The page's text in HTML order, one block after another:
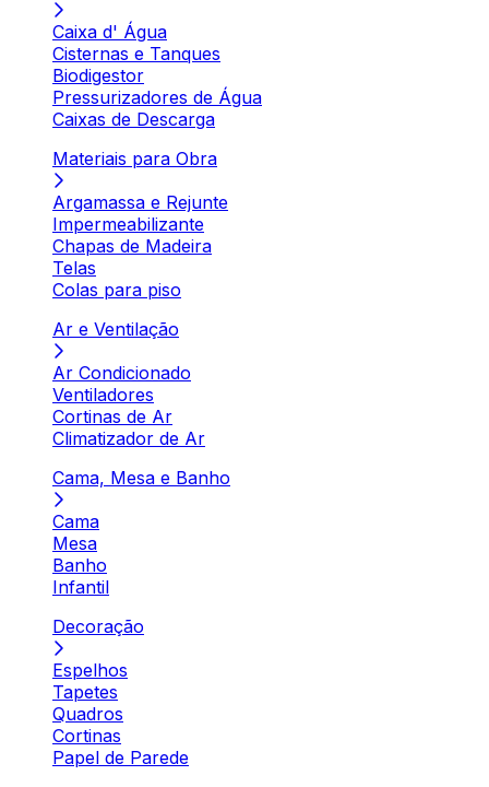
Caixa d' Água
Cisternas e Tanques
Biodigestor
Pressurizadores de Água
Caixas de Descarga
Materiais para Obra
Argamassa e Rejunte
Impermeabilizante
Chapas de Madeira
Telas
Colas para piso
Ar e Ventilação
Ar Condicionado
Ventiladores
Cortinas de Ar
Climatizador de Ar
Cama, Mesa e Banho
Cama
Mesa
Banho
Infantil
Decoração
Espelhos
Tapetes
Quadros
Cortinas
Papel de Parede